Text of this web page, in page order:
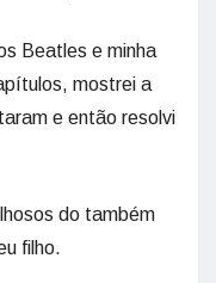
Beatles e minha
mostrei a
e então resolvi
do também
filho.